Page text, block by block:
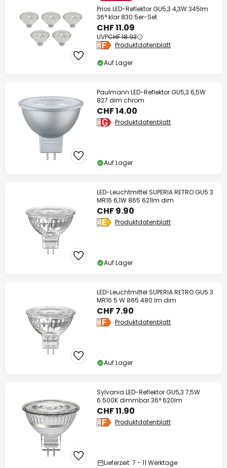
Prios LED-Reflektor GU5,3 4,3W 345lm
36° klar 830 5er-Set
CHF 11.09
UVPCHF 18.93
Produktdatenblatt
Auf Lager
Paulmann LED-Reflektor GU5,3 6,5W
827 dim chrom
CHF 14.00
Produktdatenblatt
Auf Lager
LED-Leuchtmittel SUPERIA RETRO GU5.3
MR16 6,1W 865 621lm dim
CHF 9.90
Produktdatenblatt
Auf Lager
LED-Leuchtmittel SUPERIA RETRO GU5.3
MR16 5 W 865 480 lm dim
CHF 7.90
Produktdatenblatt
Auf Lager
Sylvania LED-Reflektor GU5,3 7,5W
6.500K dimmbar 36° 620lm
CHF 11.90
Produktdatenblatt
Lieferzeit: 7 - 11 Werktage